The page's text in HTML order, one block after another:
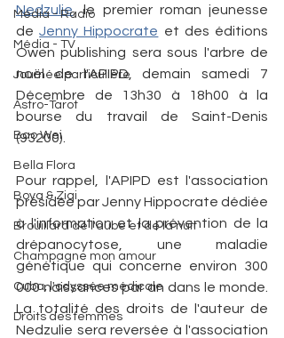
Média - Radio
Média - TV
Journée particulière
Astro-Tarot
Bao Wei
Bella Flora
Boya & Ziqi
Brouillard de l'aube et de la nuit
Champagne mon amour
Cuba, l'odyssée médicale
Droits des femmes
Nedzulie, le premier roman jeunesse
de Jenny Hippocrate et des éditions
Owen publishing sera sous l'arbre de
noël de l'APIPD, demain samedi 7
Décembre de 13h30 à 18h00 à la
bourse du travail de Saint-Denis
(93200).
Pour rappel, l'APIPD est l'association
présidée par Jenny Hippocrate dédiée
à l'information et la prévention de la
drépanocytose, une maladie
génétique qui concerne environ 300
000 naissances par an dans le monde.
La totalité des droits de l'auteur de
Nedzulie sera reversée à l'association